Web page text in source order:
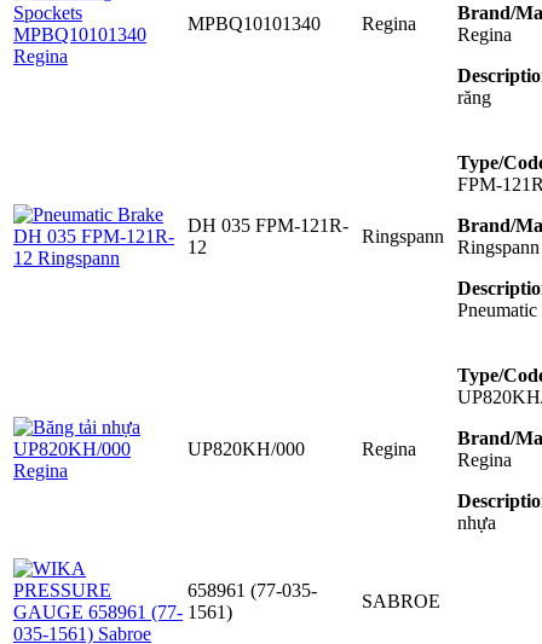
MPBQ10101340 Regina
Brand/
Regina
răng
DH 035 FPM-121R-
12
Ringspann
Type/
FPM-
Brand/
Ringspann
UP820KH/000 Regina
Type/
Brand/
Regina
nhựa
658961 (77-035-
1561)
SABROE